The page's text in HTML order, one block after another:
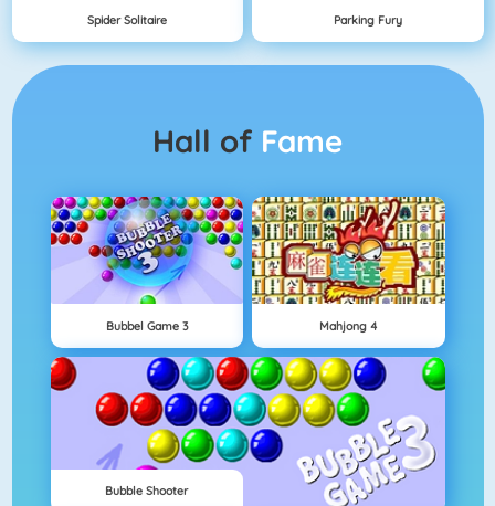
Spider Solitaire Parking Fury
Hall of Fame
Bubbel Game 3 Mahjong 4
Bubble Shooter